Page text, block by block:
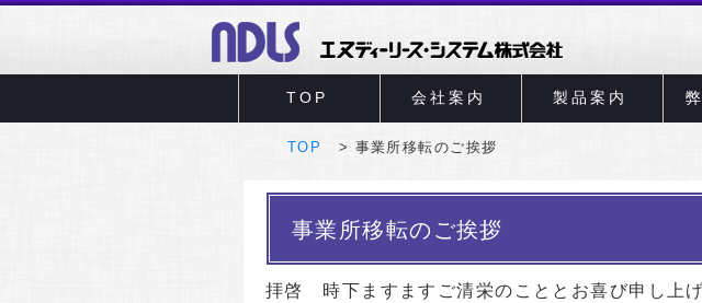
TOP 会社案内 製品案内
TOP 事業所移転のご挨拶
事業所移転のご挨拶
拝啓 時下ますますご清栄のこととお喜び申し上